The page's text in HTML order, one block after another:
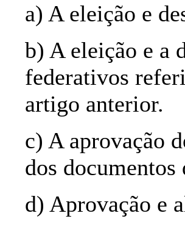
a) A eleição e
b) A eleição e a
federativos
artigo anterior.
c) A aprovação
dos documentos
d) Aprovação e